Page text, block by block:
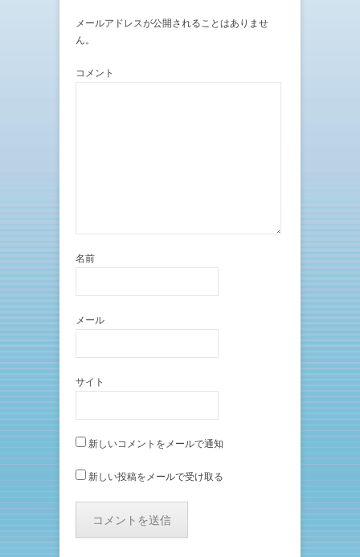
す
)
メールアドレスが公開されることはありませ
ん。
コメント
名前
メール
サイト
新しいコメントをメールで通知
新しい投稿をメールで受け取る